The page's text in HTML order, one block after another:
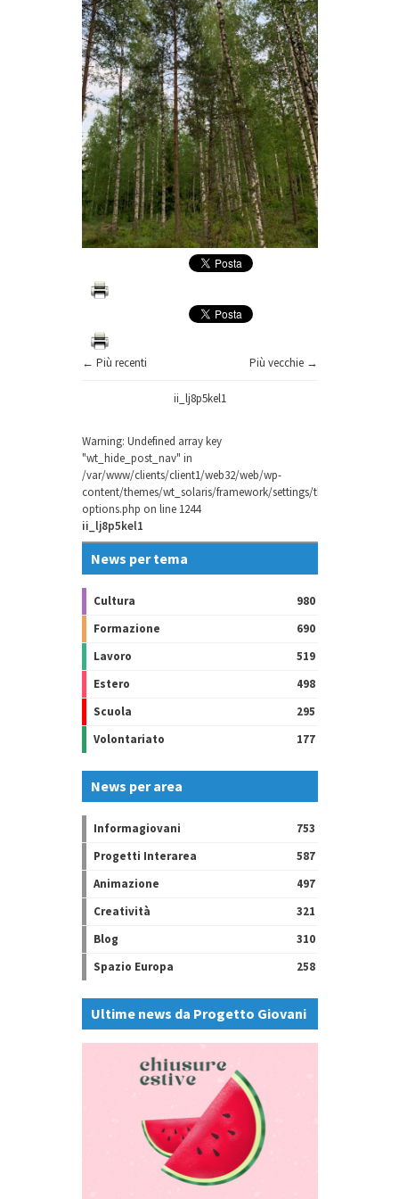
← Più recenti Più vecchie →
ii_lj8p5kel1
Warning: Undefined array key
"wt_hide_post_nav" in
/var/www/clients/client1/web32/web/wp-
content/themes/wt_solaris/framework/settings/theme-
options.php on line 1244
ii_lj8p5kel1
News per tema
Cultura
980
Formazione
690
Lavoro
519
Estero
498
Scuola
295
Volontariato
177
News per area
Informagiovani
753
Progetti Interarea
587
Animazione
497
Creatività
321
Blog
310
Spazio Europa
258
Ultime news da Progetto Giovani